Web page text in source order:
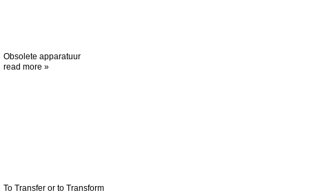
Obsolete apparatuur
read more »
To Transfer or to Transform